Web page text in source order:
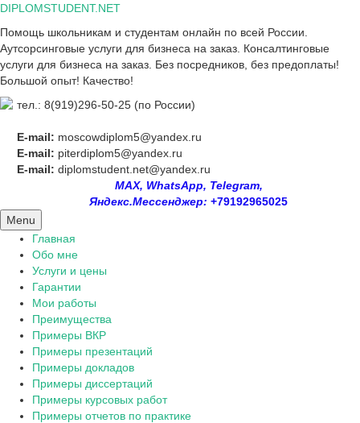
Skip
content
DIPLOMSTUDENT.NET
Помощь школьникам и студентам онлайн по всей России.
Аутсорсинговые услуги для бизнеса на заказ. Консалтинговые
услуги для бизнеса на заказ. Без посредников, без предоплаты!
Большой опыт! Качество!
тел.: 8(919)296-50-25 (по России)
E-mail: moscowdiplom5@yandex.ru
E-mail: piterdiplom5@yandex.ru
E-mail: diplomstudent.net@yandex.ru
MAX, WhatsApp, Telegram,
Яндекс.Мессенджер: +79192965025
Menu
Главная
Обо мне
Услуги и цены
Гарантии
Мои работы
Преимущества
Примеры ВКР
Примеры презентаций
Примеры докладов
Примеры диссертаций
Примеры курсовых работ
Примеры отчетов по практике